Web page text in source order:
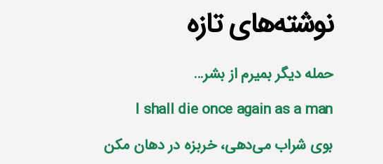
نوشته‌های تازه
حمله دیگر بمیرم از بشر…
I shall die once again as a man
بوی شراب می‌دهی، خربزه در دهان مکن